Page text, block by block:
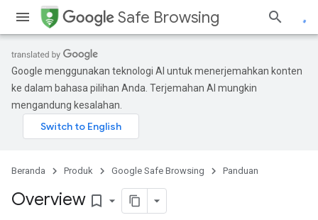
Safe Browsing
Google menggunakan teknologi AI untuk menerjemahkan konten
ke dalam bahasa pilihan Anda. Terjemahan AI mungkin
mengandung kesalahan.
Beranda Produk Google Safe Browsing Panduan
Overview bookmark_border